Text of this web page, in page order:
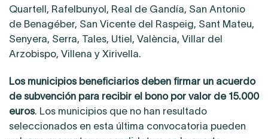
Quartell, Rafelbunyol, Real de Gandía, San Antonio
de Benagéber, San Vicente del Raspeig, Sant Mateu,
Senyera, Serra, Tales, Utiel, València, Villar del
Arzobispo, Villena y Xirivella.
Los municipios beneficiarios deben firmar un acuerdo
de subvención para recibir el bono por valor de 15.000
euros. Los municipios que no han resultado
seleccionados en esta última convocatoria pueden